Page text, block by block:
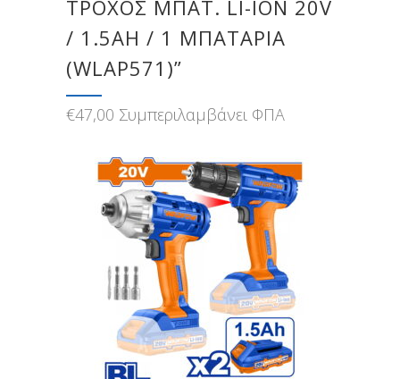
ΤΡΟΧΟΣ ΜΠΑΤ. LI-ION 20V
/ 1.5AH / 1 ΜΠΑΤΑΡΙΑ
(WLAP571)”
€47,00 Συμπεριλαμβάνει ΦΠΑ